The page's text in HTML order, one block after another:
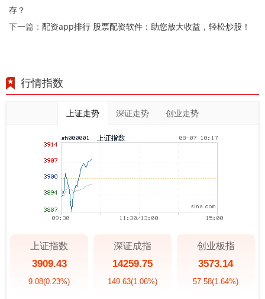
存？
下一篇： 配资app排行 股票配资软件：助您放大收益，轻松炒股！
行情指数
上证走势 深证走势 创业走势
上证指数
3909.43
9.08(0.23%)
深证成指
14259.75
149.63(1.06%)
创业板指
3573.14
57.58(1.64%)